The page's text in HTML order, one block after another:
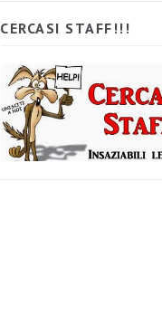
CERCASI STAFF!!!